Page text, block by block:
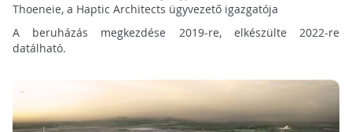
Thoeneie, a Haptic Architects ügyvezető igazgatója
A beruházás megkezdése 2019-re, elkészülte 2022-re
datálható.